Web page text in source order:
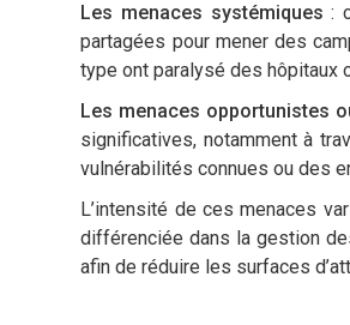
Les menaces systémiques :
partagées pour mener des
type ont paralysé des hôpitaux
Les menaces opportunistes
significatives, notamment à
vulnérabilités connues ou des
L’intensité de ces menaces
différenciée dans la gestion
afin de réduire les surfaces